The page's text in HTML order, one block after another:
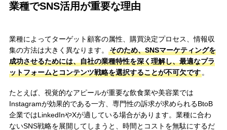
業種でSNS活用が重要な理由
業種によってターゲット顧客の属性、購買決定プロセス、情報収
集の方法は大きく異なります。
そのため、SNSマーケティングを
成功させるためには、自社の業種特性を深く理解し、最適なプラ
ットフォームとコンテンツ戦略を選択することが不可欠です。
たとえば、視覚的なアピールが重要な飲食業や美容業では
Instagramが効果的である一方、専門性の訴求が求められるBtoB
企業ではLinkedInやXが適している場合があります。業種に合わ
ないSNS戦略を展開してしまうと、時間とコストを無駄にするだ